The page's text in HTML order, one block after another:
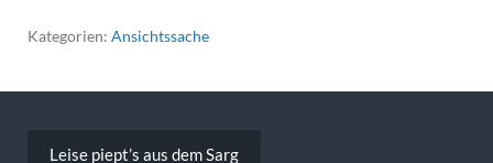
Kategorien: Ansichtssache
Leise piept’s aus dem Sarg